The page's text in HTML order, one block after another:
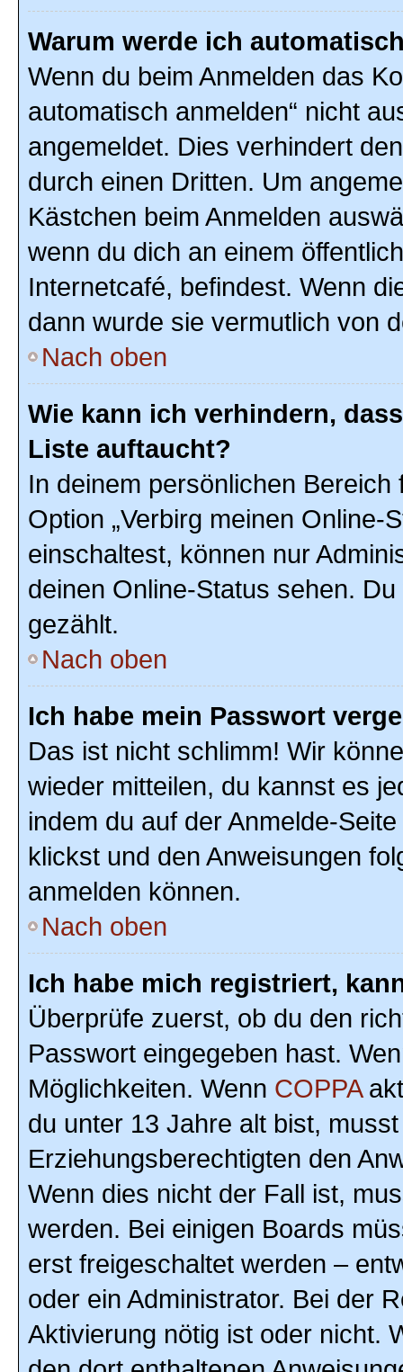
Warum werde ich
Wenn du beim Anmelden das
automatisch anmelden“ nicht
angemeldet. Dies verhindert
durch einen Dritten. Um
Kästchen beim Anmelden
wenn du dich an einem
Internetcafé, befindest. Wenn
dann wurde sie vermutlich von
Nach oben
Wie kann ich verhindern,
Liste auftaucht?
In deinem persönlichen
Option „Verbirg meinen Online-
einschaltest, können nur
deinen Online-Status sehen.
gezählt.
Nach oben
Ich habe mein Passwort
Das ist nicht schlimm! Wir
wieder mitteilen, du kannst es
indem du auf der Anmelde-
klickst und den Anweisungen
anmelden können.
Nach oben
Ich habe mich registriert,
Überprüfe zuerst, ob du den
Passwort eingegeben hast.
Möglichkeiten. Wenn COPPA
du unter 13 Jahre alt bist,
Erziehungsberechtigten den
Wenn dies nicht der Fall ist,
werden. Bei einigen Boards
erst freigeschaltet werden –
oder ein Administrator. Bei der
Aktivierung nötig ist oder nicht.